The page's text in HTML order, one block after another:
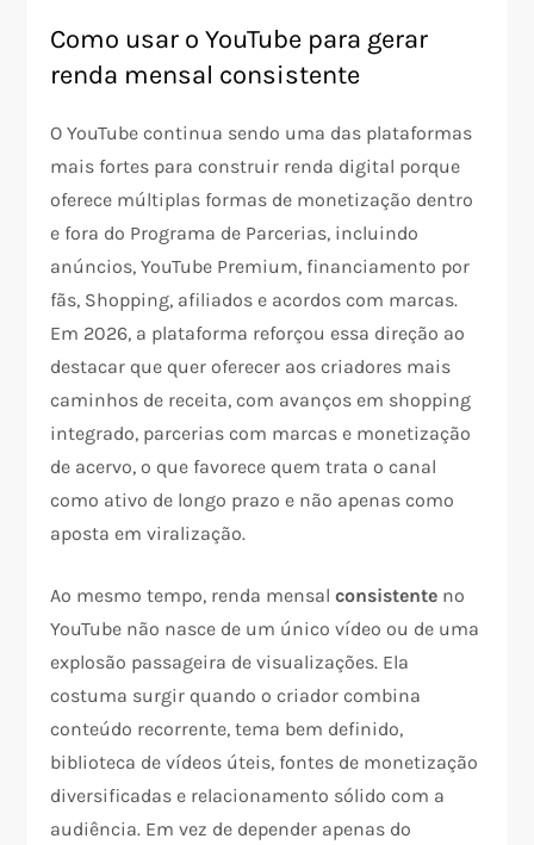
Como usar o YouTube para gerar
renda mensal consistente
O YouTube continua sendo uma das plataformas
mais fortes para construir renda digital porque
oferece múltiplas formas de monetização dentro
e fora do Programa de Parcerias, incluindo
anúncios, YouTube Premium, financiamento por
fãs, Shopping, afiliados e acordos com marcas.
Em 2026, a plataforma reforçou essa direção ao
destacar que quer oferecer aos criadores mais
caminhos de receita, com avanços em shopping
integrado, parcerias com marcas e monetização
de acervo, o que favorece quem trata o canal
como ativo de longo prazo e não apenas como
aposta em viralização.
Ao mesmo tempo, renda mensalconsistente no
YouTube não nasce de um único vídeo ou de uma
explosão passageira de visualizações. Ela
costuma surgir quando o criador combina
conteúdo recorrente, tema bem definido,
biblioteca de vídeos úteis, fontes de monetização
diversificadas e relacionamento sólido com a
audiência. Em vez de depender apenas do